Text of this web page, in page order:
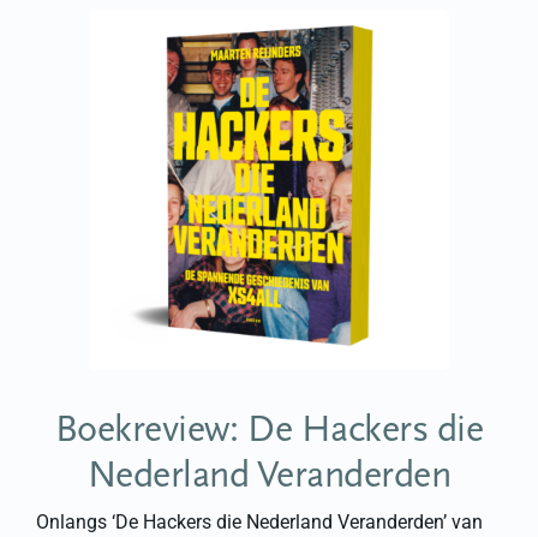
Boekreview: De Hackers die
Nederland Veranderden
Onlangs ‘De Hackers die Nederland Veranderden’ van